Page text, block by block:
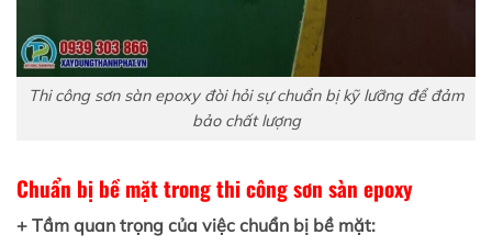
Thi công sơn sàn epoxy đòi hỏi sự chuẩn bị kỹ lưỡng để đảm
bảo chất lượng
Chuẩn bị bề mặt trong thi công sơn sàn epoxy
+ Tầm quan trọng của việc chuẩn bị bề mặt: